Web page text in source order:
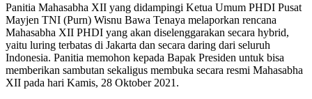
Panitia Mahasabha XII yang didampingi Ketua Umum PHDI Pusat
Mayjen TNI (Purn) Wisnu Bawa Tenaya melaporkan rencana
Mahasabha XII PHDI yang akan diselenggarakan secara hybrid,
yaitu luring terbatas di Jakarta dan secara daring dari seluruh
Indonesia. Panitia memohon kepada Bapak Presiden untuk bisa
memberikan sambutan sekaligus membuka secara resmi Mahasabha
XII pada hari Kamis, 28 Oktober 2021.